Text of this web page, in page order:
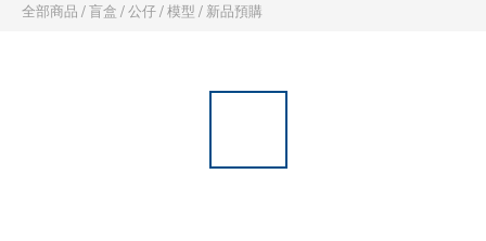
全部商品 /盲盒 / 公仔 / 模型 / 新品預購